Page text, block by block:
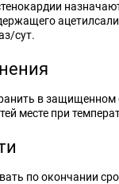
сут.
в защищенном
месте при
по окончании